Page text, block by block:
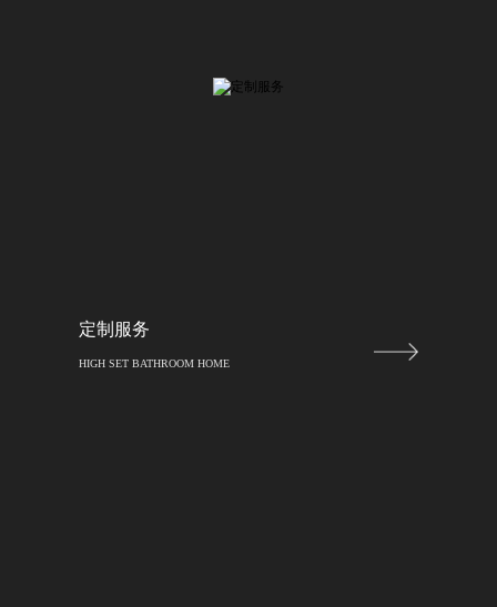
定制服务
HIGH SET BATHROOM HOME